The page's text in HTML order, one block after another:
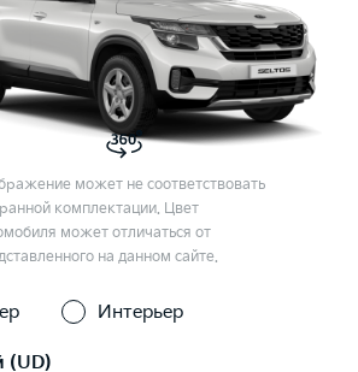
может не соответствовать
комплектации. Цвет
может отличаться от
на данном сайте.
Интерьер
(UD)